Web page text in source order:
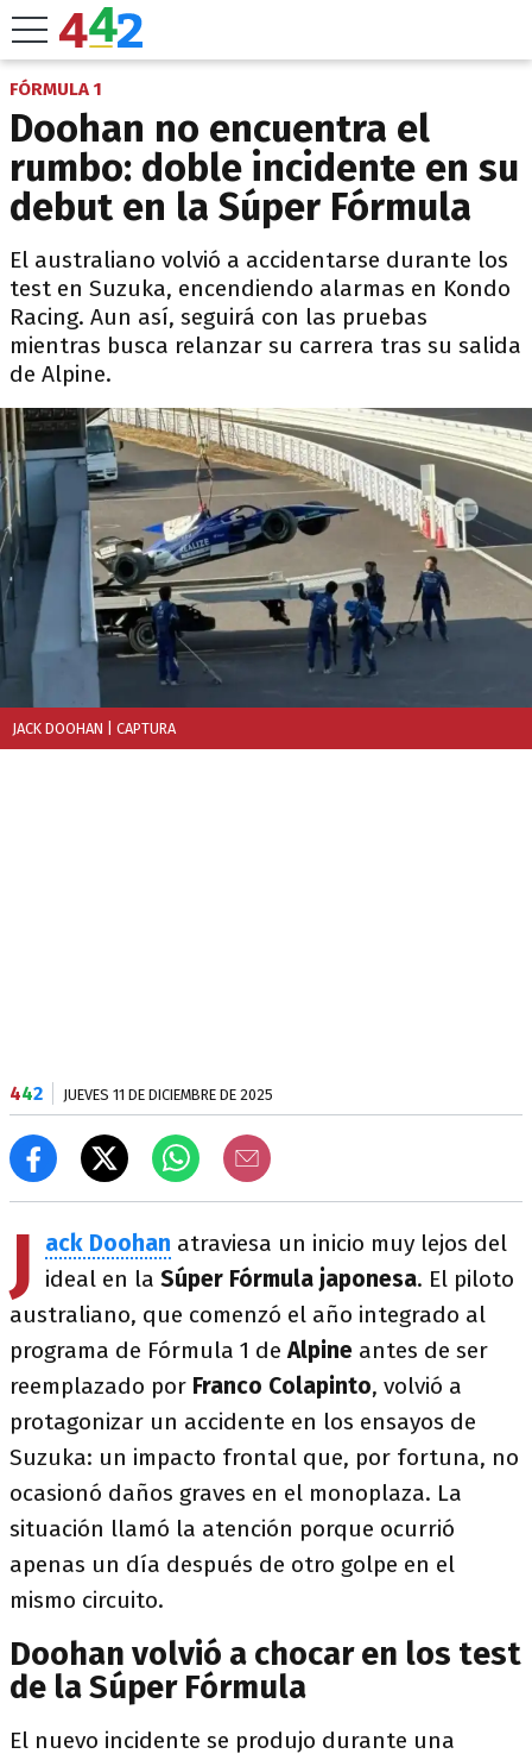
FÓRMULA 1
Doohan no encuentra el
rumbo: doble incidente en su
debut en la Súper Fórmula
El australiano volvió a accidentarse durante los
test en Suzuka, encendiendo alarmas en Kondo
Racing. Aun así, seguirá con las pruebas
mientras busca relanzar su carrera tras su salida
de Alpine.
JACK DOOHAN | CAPTURA
442 JUEVES 11 DE DICIEMBRE DE 2025
J ack Doohan atraviesa un inicio muy lejos del
ideal en la Súper Fórmula japonesa. El piloto
australiano, que comenzó el año integrado al
programa de Fórmula 1 deAlpine antes de ser
reemplazado por Franco Colapinto, volvió a
protagonizar un accidente en los ensayos de
Suzuka: un impacto frontal que, por fortuna, no
ocasionó daños graves en el monoplaza. La
situación llamó la atención porque ocurrió
apenas un día después de otro golpe en el
mismo circuito.
Doohan volvió a chocar en los test
de la Súper Fórmula
El nuevo incidente se produjo durante una